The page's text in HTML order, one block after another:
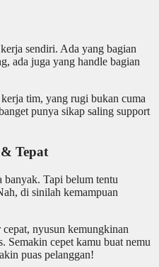
sendiri. Ada yang bagian
ada juga yang handle bagian
tim, yang rugi bukan cuma
punya sikap saling support
Tepat
Tapi belum tentu
di sinilah kemampuan
nyusun kemungkinan
Semakin cepet kamu buat nemu
puas pelanggan!